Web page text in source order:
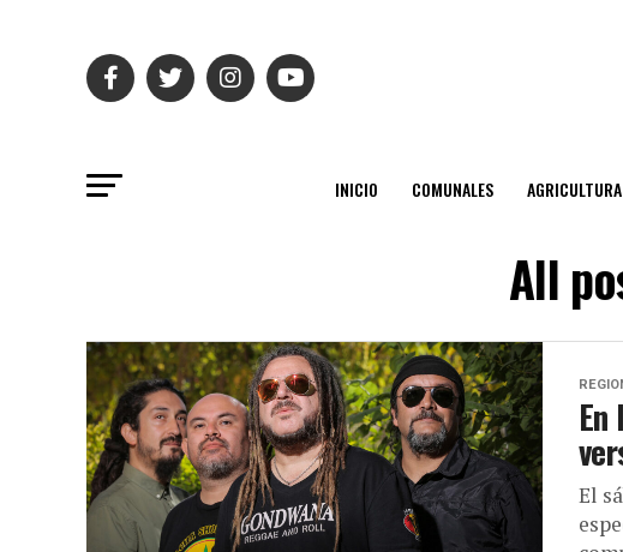
INICIO COMUNALES AGRICULTURA
All
El